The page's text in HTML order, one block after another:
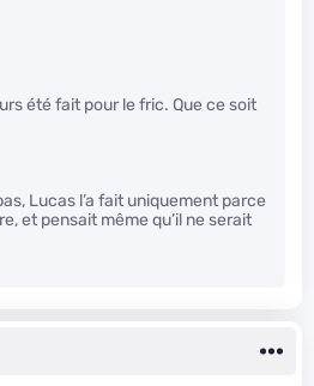
été fait pour le fric. Que ce soit
Lucas l’a fait uniquement parce
et pensait même qu’il ne serait